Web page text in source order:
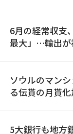
6月の経常収支
最大」…輸出が
ソウルのマン
る伝貰の月貰
5大銀行も地方